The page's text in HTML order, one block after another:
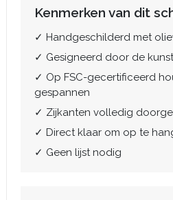
Kenmerken van dit
✓ Handgeschilderd met
✓ Gesigneerd door de
✓ Op FSC-gecertificeerd
gespannen
✓ Zijkanten volledig
✓ Direct klaar om op te
✓ Geen lijst nodig